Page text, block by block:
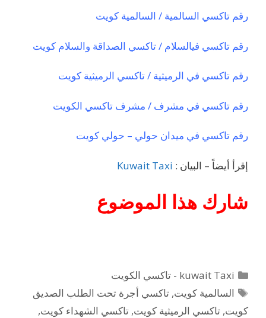
رقم تاكسي السالمية / السالمية كويت
رقم تاكسي فيالسلام / تاكسي الصداقة والسلام كويت
رقم تاكسي في الرميثية / تاكسي الرميثية كويت
رقم تاكسي في مشرف / مشرف تاكسي الكويت
رقم تاكسي في ميدان حولي – حولي كويت
إقرأ أيضاً – البيان : Kuwait Taxi
شارك هذا الموضوع
التصنيفات
kuwait Taxi - تاكسي الكويت
الوسوم
السالمية كويت,تاكسي أجرة تحت الطلب الصديق
كويت, تاكسي الرميثية كويت, تاكسي الشهداء كويت,